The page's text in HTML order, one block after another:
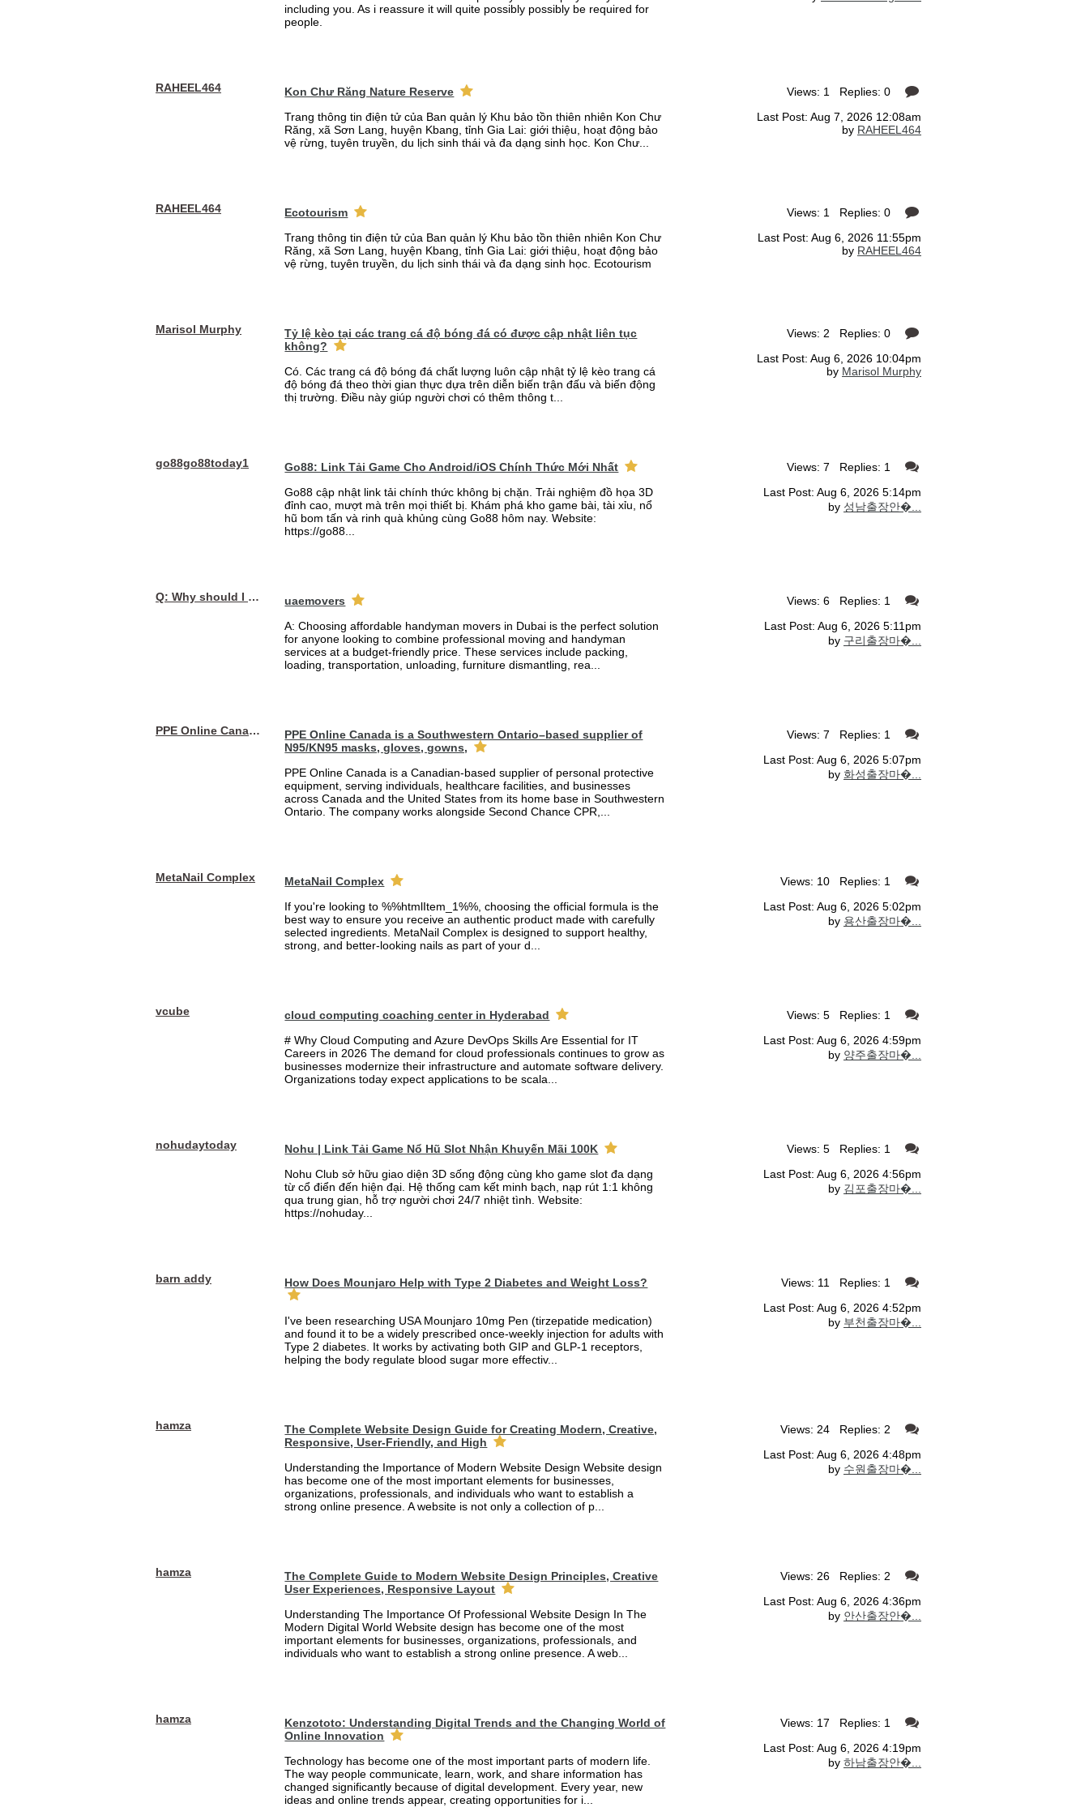
including you. As i reassure it will quite possibly possibly be required for
people.
RAHEEL464
Kon Chư Răng Nature Reserve
Trang thông tin điện tử của Ban quản lý Khu bảo tồn thiên nhiên Kon Chư
Răng, xã Sơn Lang, huyện Kbang, tỉnh Gia Lai: giới thiệu, hoạt động bảo
vệ rừng, tuyên truyền, du lịch sinh thái và đa dạng sinh học. Kon Chư...
Views: 1 Replies: 0
Last Post: Aug 7, 2026 12:08am
by RAHEEL464
RAHEEL464
Ecotourism
Trang thông tin điện tử của Ban quản lý Khu bảo tồn thiên nhiên Kon Chư
Răng, xã Sơn Lang, huyện Kbang, tỉnh Gia Lai: giới thiệu, hoạt động bảo
vệ rừng, tuyên truyền, du lịch sinh thái và đa dạng sinh học. Ecotourism
Views: 1 Replies: 0
Last Post: Aug 6, 2026 11:55pm
by RAHEEL464
Marisol Murphy
Tỷ lệ kèo tại các trang cá độ bóng đá có được cập nhật liên tục
không?
Có. Các trang cá độ bóng đá chất lượng luôn cập nhật tỷ lệ kèo trang cá
độ bóng đá theo thời gian thực dựa trên diễn biến trận đấu và biến động
thị trường. Điều này giúp người chơi có thêm thông t...
Views: 2 Replies: 0
Last Post: Aug 6, 2026 10:04pm
by Marisol Murphy
go88go88today1
Go88: Link Tải Game Cho Android/iOS Chính Thức Mới Nhất
Go88 cập nhật link tải chính thức không bị chặn. Trải nghiệm đồ họa 3D
đỉnh cao, mượt mà trên mọi thiết bị. Khám phá kho game bài, tài xỉu, nổ
hũ bom tấn và rinh quà khủng cùng Go88 hôm nay. Website:
https://go88...
Views: 7 Replies: 1
Last Post: Aug 6, 2026 5:14pm
by 성남출장안�...
Q: Why should I choose affordable handyman movers in Dubai for my relocation and maintenance needs?
uaemovers
A: Choosing affordable handyman movers in Dubai is the perfect solution
for anyone looking to combine professional moving and handyman
services at a budget-friendly price. These services include packing,
loading, transportation, unloading, furniture dismantling, rea...
Views: 6 Replies: 1
Last Post: Aug 6, 2026 5:11pm
by 구리출장마�...
PPE Online Canada – Bulk PPE Supplier | N95, Gloves, Masks & Medical Supplies
PPE Online Canada is a Southwestern Ontario–based supplier of
N95/KN95 masks, gloves, gowns,
PPE Online Canada is a Canadian-based supplier of personal protective
equipment, serving individuals, healthcare facilities, and businesses
across Canada and the United States from its home base in Southwestern
Ontario. The company works alongside Second Chance CPR,...
Views: 7 Replies: 1
Last Post: Aug 6, 2026 5:07pm
by 화성출장마�...
MetaNail Complex
MetaNail Complex
If you're looking to %%htmlItem_1%%, choosing the official formula is the
best way to ensure you receive an authentic product made with carefully
selected ingredients. MetaNail Complex is designed to support healthy,
strong, and better-looking nails as part of your d...
Views: 10 Replies: 1
Last Post: Aug 6, 2026 5:02pm
by 용산출장마�...
vcube
cloud computing coaching center in Hyderabad
# Why Cloud Computing and Azure DevOps Skills Are Essential for IT
Careers in 2026 The demand for cloud professionals continues to grow as
businesses modernize their infrastructure and automate software delivery.
Organizations today expect applications to be scala...
Views: 5 Replies: 1
Last Post: Aug 6, 2026 4:59pm
by 양주출장마�...
nohudaytoday
Nohu | Link Tải Game Nổ Hũ Slot Nhận Khuyến Mãi 100K
Nohu Club sở hữu giao diện 3D sống động cùng kho game slot đa dạng
từ cổ điển đến hiện đại. Hệ thống cam kết minh bạch, nạp rút 1:1 không
qua trung gian, hỗ trợ người chơi 24/7 nhiệt tình. Website:
https://nohuday...
Views: 5 Replies: 1
Last Post: Aug 6, 2026 4:56pm
by 김포출장마�...
barn addy How Does Mounjaro Help with Type 2 Diabetes and Weight Loss?
I've been researching USA Mounjaro 10mg Pen (tirzepatide medication)
and found it to be a widely prescribed once-weekly injection for adults with
Type 2 diabetes. It works by activating both GIP and GLP-1 receptors,
helping the body regulate blood sugar more effectiv...
Views: 11 Replies: 1
Last Post: Aug 6, 2026 4:52pm
by 부천출장마�...
hamza
The Complete Website Design Guide for Creating Modern, Creative,
Responsive, User-Friendly, and High
Understanding the Importance of Modern Website Design Website design
has become one of the most important elements for businesses,
organizations, professionals, and individuals who want to establish a
strong online presence. A website is not only a collection of p...
Views: 24 Replies: 2
Last Post: Aug 6, 2026 4:48pm
by 수원출장마�...
hamza
The Complete Guide to Modern Website Design Principles, Creative
User Experiences, Responsive Layout
Understanding The Importance Of Professional Website Design In The
Modern Digital World Website design has become one of the most
important elements for businesses, organizations, professionals, and
individuals who want to establish a strong online presence. A web...
Views: 26 Replies: 2
Last Post: Aug 6, 2026 4:36pm
by 안산출장안�...
hamza
Kenzototo: Understanding Digital Trends and the Changing World of
Online Innovation
Technology has become one of the most important parts of modern life.
The way people communicate, learn, work, and share information has
changed significantly because of digital development. Every year, new
ideas and online trends appear, creating opportunities for i...
Views: 17 Replies: 1
Last Post: Aug 6, 2026 4:19pm
by 하남출장안�...